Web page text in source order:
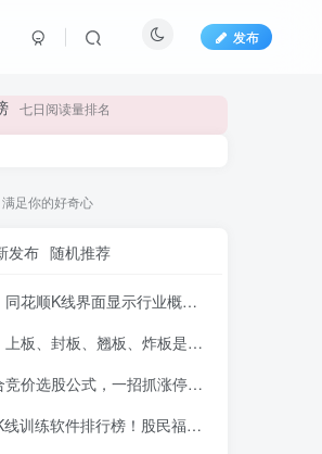
发布
七日阅读量排名
满足你的好奇心
发布 随机推荐
K线界面显示行业概念指标代码图解
、翘板、炸板是什么意思？炒股你必须懂的暗语！
股公式，一招抓涨停让你秒变打板高手！
排行榜！股民福利，十款专业分析工具全揭秘！